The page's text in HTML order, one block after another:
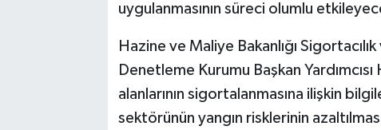
uygulanmasının süreci olumlu
Hazine ve Maliye Bakanlığı
Denetleme Kurumu Başkan
alanlarının sigortalanmasına ilişkin
sektörünün yangın risklerinin